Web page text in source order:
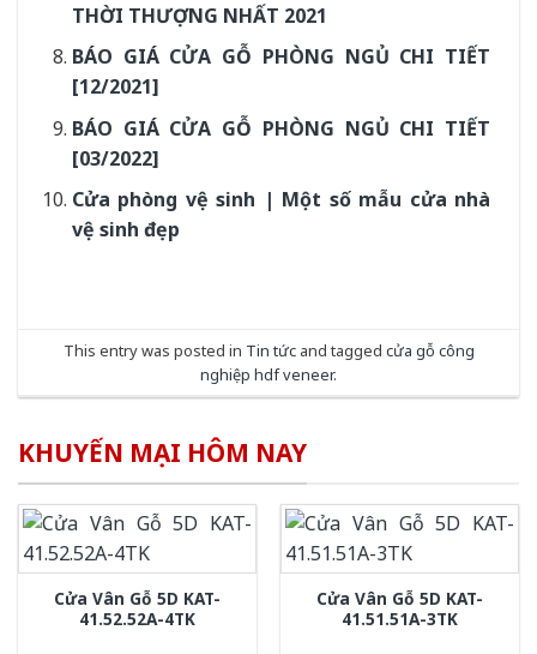
THỜI THƯỢNG NHẤT 2021
BÁO GIÁ CỬA GỖ PHÒNG NGỦ CHI TIẾT
[12/2021]
BÁO GIÁ CỬA GỖ PHÒNG NGỦ CHI TIẾT
[03/2022]
Cửa phòng vệ sinh | Một số mẫu cửa nhà
vệ sinh đẹp
This entry was posted in Tin tứcand tagged cửa gỗ công
nghiệp hdf veneer.
KHUYẾN MẠI HÔM NAY
Cửa Vân Gỗ 5D KAT-
41.52.52A-4TK
Cửa Vân Gỗ 5D KAT-
41.51.51A-3TK